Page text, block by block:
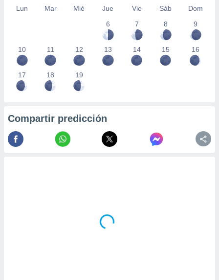
Lun Mar Mié Jue Vie Sáb
Dom
6
7 8 9
10 11 12 13 14 15 16
17 18 19
Compartir predicción